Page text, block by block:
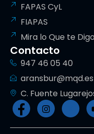
FAPAS CyL
FIAPAS
Mira lo Que te Digo
Contacto
947 46 05 40
aransbur@mqd.es
C. Fuente